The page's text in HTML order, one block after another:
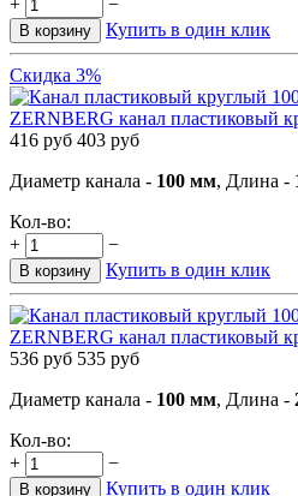
В корзину Купить в один клик
Скидка 3%
ZERNBERG канал пластиковый
416 руб 403 руб
Диаметр канала - 100 мм, Длина -
Кол-во:
+
−
В корзину Купить в один клик
ZERNBERG канал пластиковый
536 руб 535 руб
Диаметр канала - 100 мм, Длина -
Кол-во:
+
−
В корзину Купить в один клик